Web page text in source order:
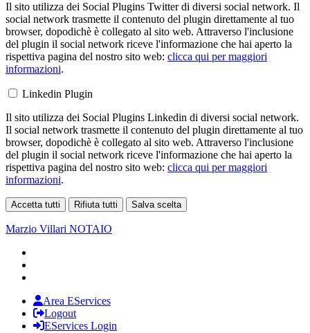
Il sito utilizza dei Social Plugins Twitter di diversi social network. Il
social network trasmette il contenuto del plugin direttamente al tuo
browser, dopodichè è collegato al sito web. Attraverso l'inclusione
del plugin il social network riceve l'informazione che hai aperto la
rispettiva pagina del nostro sito web: clicca qui per maggiori
informazioni.
Linkedin Plugin
Il sito utilizza dei Social Plugins Linkedin di diversi social network.
Il social network trasmette il contenuto del plugin direttamente al tuo
browser, dopodichè è collegato al sito web. Attraverso l'inclusione
del plugin il social network riceve l'informazione che hai aperto la
rispettiva pagina del nostro sito web: clicca qui per maggiori
informazioni.
Accetta tutti Rifiuta tutti Salva scelta
Marzio Villari NOTAIO
Area EServices
Logout
EServices Login